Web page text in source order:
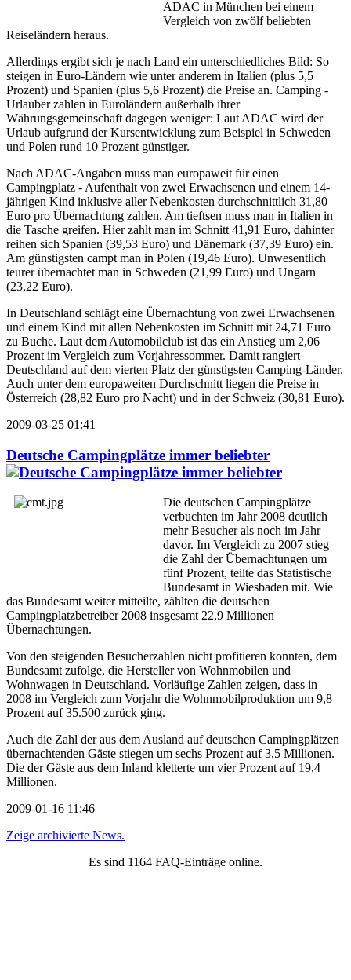
ADAC in München bei einem
Vergleich von zwölf beliebten
Reiseländern heraus.
Allerdings ergibt sich je nach Land ein unterschiedliches Bild: So
steigen in Euro-Ländern wie unter anderem in Italien (plus 5,5
Prozent) und Spanien (plus 5,6 Prozent) die Preise an. Camping -
Urlauber zahlen in Euroländern außerhalb ihrer
Währungsgemeinschaft dagegen weniger: Laut ADAC wird der
Urlaub aufgrund der Kursentwicklung zum Beispiel in Schweden
und Polen rund 10 Prozent günstiger.
Nach ADAC-Angaben muss man europaweit für einen
Campingplatz - Aufenthalt von zwei Erwachsenen und einem 14-
jährigen Kind inklusive aller Nebenkosten durchschnittlich 31,80
Euro pro Übernachtung zahlen. Am tieftsen muss man in Italien in
die Tasche greifen. Hier zahlt man im Schnitt 41,91 Euro, dahinter
reihen sich Spanien (39,53 Euro) und Dänemark (37,39 Euro) ein.
Am günstigsten campt man in Polen (19,46 Euro). Unwesentlich
teurer übernachtet man in Schweden (21,99 Euro) und Ungarn
(23,22 Euro).
In Deutschland schlägt eine Übernachtung von zwei Erwachsenen
und einem Kind mit allen Nebenkosten im Schnitt mit 24,71 Euro
zu Buche. Laut dem Automobilclub ist das ein Anstieg um 2,06
Prozent im Vergleich zum Vorjahressommer. Damit rangiert
Deutschland auf dem vierten Platz der günstigsten Camping-Länder.
Auch unter dem europaweiten Durchschnitt liegen die Preise in
Österreich (28,82 Euro pro Nacht) und in der Schweiz (30,81 Euro).
2009-03-25 01:41
Deutsche Campingplätze immer beliebter
Die deutschen Campingplätze
verbuchten im Jahr 2008 deutlich
mehr Besucher als noch im Jahr
davor. Im Vergleich zu 2007 stieg
die Zahl der Übernachtungen um
fünf Prozent, teilte das Statistische
Bundesamt in Wiesbaden mit. Wie
das Bundesamt weiter mitteilte, zählten die deutschen
Campingplatzbetreiber 2008 insgesamt 22,9 Millionen
Übernachtungen.
Von den steigenden Besucherzahlen nicht profitieren konnten, dem
Bundesamt zufolge, die Hersteller von Wohnmobilen und
Wohnwagen in Deutschland. Vorläufige Zahlen zeigen, dass in
2008 im Vergleich zum Vorjahr die Wohnmobilproduktion um 9,8
Prozent auf 35.500 zurück ging.
Auch die Zahl der aus dem Ausland auf deutschen Campingplätzen
übernachtenden Gäste stiegen um sechs Prozent auf 3,5 Millionen.
Die der Gäste aus dem Inland kletterte um vier Prozent auf 19,4
Millionen.
2009-01-16 11:46
Zeige archivierte News.
Es sind 1164 FAQ-Einträge online.